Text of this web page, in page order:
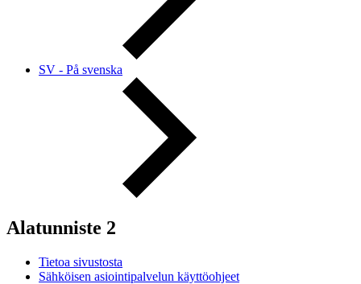
SV - På svenska
Alatunniste 2
Tietoa sivustosta
Sähköisen asiointipalvelun käyttöohjeet